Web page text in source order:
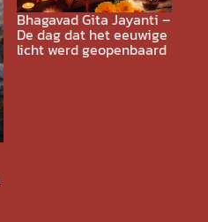
Bhagavad Gita Jayanti –
De dag dat het eeuwige
licht werd geopenbaard